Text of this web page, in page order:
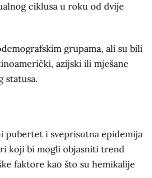
ciklusa u roku od dvije
grupama, ali su bili
azijski ili mješane
statusa.
pubertet i sveprisutna epidemija
koji bi mogli objasniti trend
faktore kao što su hemikalije